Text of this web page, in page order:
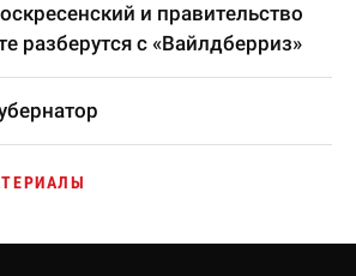
и правительство
разберутся с «Вайлдберриз»